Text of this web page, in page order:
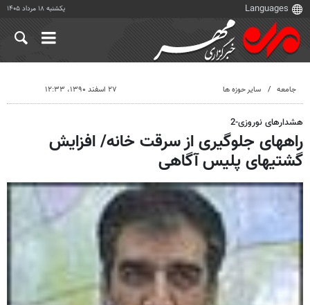
یکشنبه ۱۸ مرداد ۱۴۰۵
جامعه سایر حوزه ها ۲۷ اسفند ۱۳۹۰، ۱۲:۳۳
هشدارهای نوروزی-2
راههای جلوگیری از سرقت خانه/ افزایش
گشتیهای پلیس آگاهی